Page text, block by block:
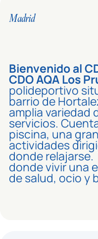
Madrid
Bienvenido al
CDO AQA Los
polideportivo
barrio de
amplia variedad
servicios.
piscina, una
actividades
donde
donde vivir una
de salud, ocio y